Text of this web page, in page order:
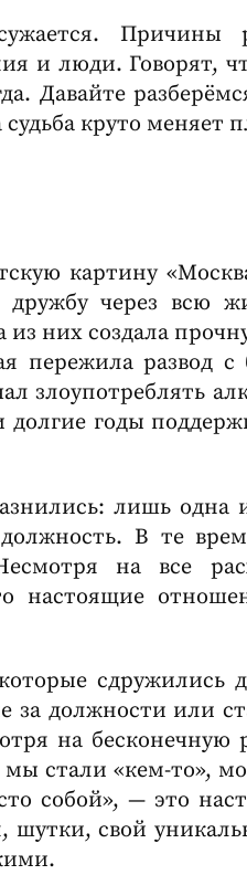
Причины
и люди. Говорят,
Давайте
круто меняет
картину
через всю
них создала
пережила развод с
злоупотреблять
годы
лишь одна
В те
на все
настоящие
сдружились
за должности или
на бесконечную
стали «кем-то»,
собой», — это
шутки, свой